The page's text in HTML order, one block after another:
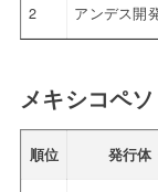
2 アンデス開
メキシコペソ
順位 発行体